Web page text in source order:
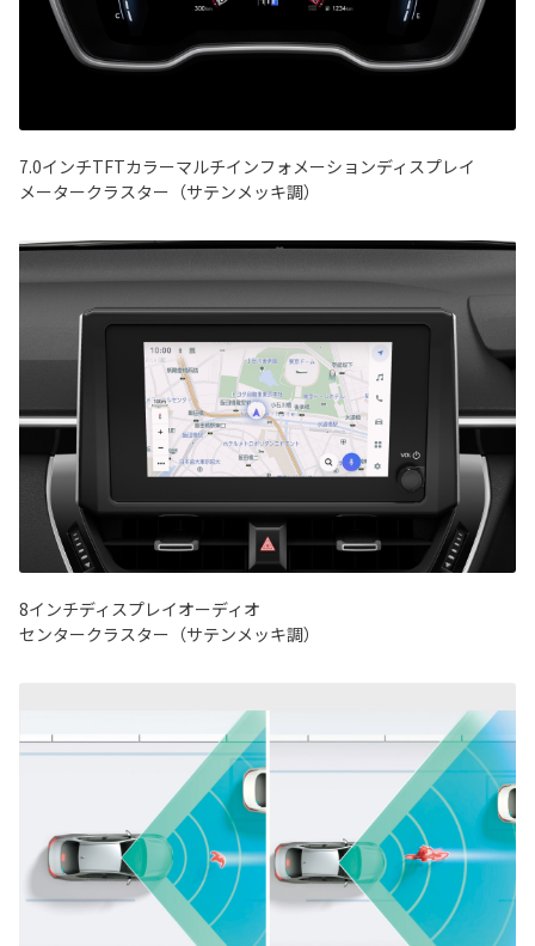
7.0インチTFTカラーマルチインフォメーションディスプレイ
メータークラスター（サテンメッキ調）
8インチディスプレイオーディオ
センタークラスター（サテンメッキ調）